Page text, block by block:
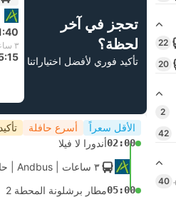
22
20
2
42
40
تحجز في آخر
لحظة؟
تأكيد فوري لأفضل اختياراتنا
الأقل سعراً أسرع حافلة
02:00أندورا لا فيلا
٣ ساعات
05:00مطار برشلونة المحطة 2